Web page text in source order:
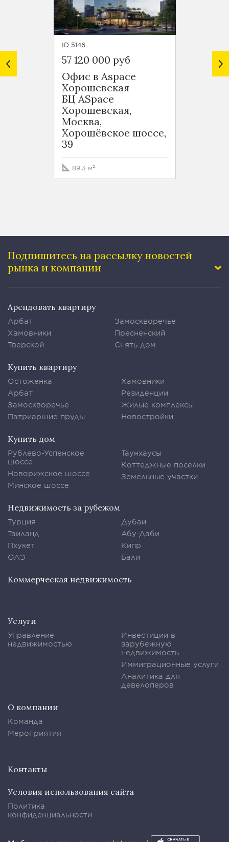
ID 5146
57 120 000 руб
Офис в Aspace
Хорошевская
БЦ ASpace
Хорошевская,
Москва,
Хорошёвское шоссе,
39
89.3 м²
51
Подпишитесь на рассылку новостей
рынка и компании
Арендовать квартиру
Арбат
Хамовники
Тверской
Замоскворечье
Пресненский
Снять дом
Купить квартиру
Остоженка
Арбат
Замоскворечье
Патриаршие пруды
Хамовники
Резиденции
Жилые комплексы
Новостройки
Купить дом
Рублево-Успенское
шоссе
Новорижское шоссе
Минское шоссе
Таунхаусы
Коттеджные поселки
Земельные участки
Недвижимость за рубежом
Турция
Таиланд
Пхукет
ОАЭ
Дубаи
Абу-Даби
Кипр
Бали
Коммерческая недвижимость
Услуги
Управление
недвижимостью
Инвестиции в
зарубежную
недвижимость
Иммиграционные услуги
Аналитика для
девелоперов
О компании
Команда
Мероприятия
Контакты
Условия использования сайта
Политика
конфиденциальности